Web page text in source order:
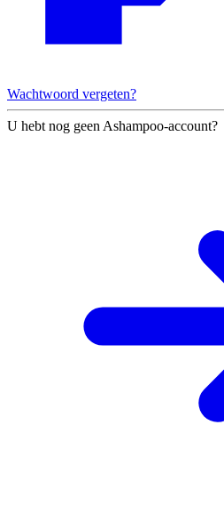
Wachtwoord vergeten?
U hebt nog geen Ashampoo-account?